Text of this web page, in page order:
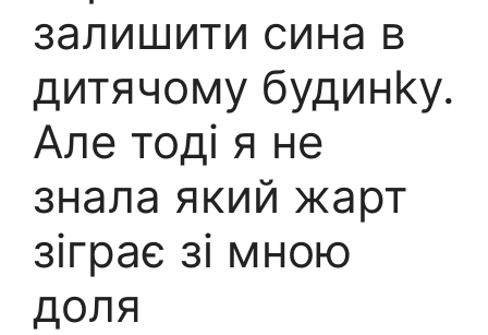
залишити сина в
дитячому будинkу.
Але тоді я не
знала який жарт
зіграє зі мною
доля